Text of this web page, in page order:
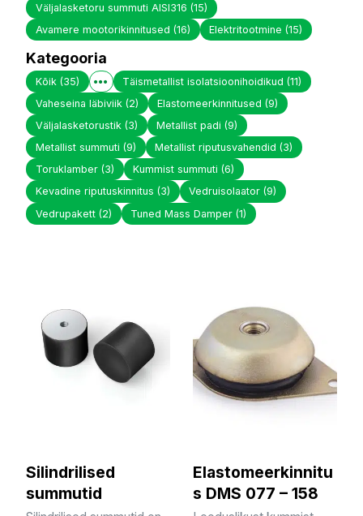
Väljalasketoru summuti AISI316 (15)
Avamere mootorikinnitused (16) Elektritootmine(15)
Kategooria
Kõik (35) Täismetallist isolatsioonihoidikud(11)
Vaheseina läbiviik (2) Elastomeerkinnitused(9)
Väljalasketorustik (3) Metallist padi(9)
Metallist summuti (9) Metallist riputusvahendid(3)
Toruklamber (3) Kummist summuti(6)
Kevadine riputuskinnitus (3) Vedruisolaator(9)
Vedrupakett (2) Tuned Mass Damper(1)
Silindrilised
summutid
Elastomeerkinnitu
s DMS 077 – 158